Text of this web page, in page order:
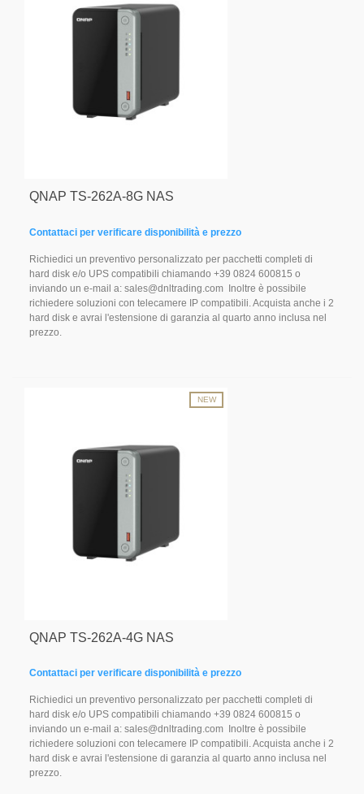
QNAP TS-262A-8G NAS
Contattaci per verificare disponibilità e prezzo
Richiedici un preventivo personalizzato per pacchetti completi di
hard disk e/o UPS compatibili chiamando +39 0824 600815 o
inviando un e-mail a: sales@dnltrading.com Inoltre è possibile
richiedere soluzioni con telecamere IP compatibili. Acquista anche i 2
hard disk e avrai l'estensione di garanzia al quarto anno inclusa nel
prezzo.
NEW
QNAP TS-262A-4G NAS
Contattaci per verificare disponibilità e prezzo
Richiedici un preventivo personalizzato per pacchetti completi di
hard disk e/o UPS compatibili chiamando +39 0824 600815 o
inviando un e-mail a: sales@dnltrading.com Inoltre è possibile
richiedere soluzioni con telecamere IP compatibili. Acquista anche i 2
hard disk e avrai l'estensione di garanzia al quarto anno inclusa nel
prezzo.